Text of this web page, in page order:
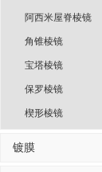
阿西米屋脊棱镜
角锥棱镜
宝塔棱镜
保罗棱镜
楔形棱镜
镀膜